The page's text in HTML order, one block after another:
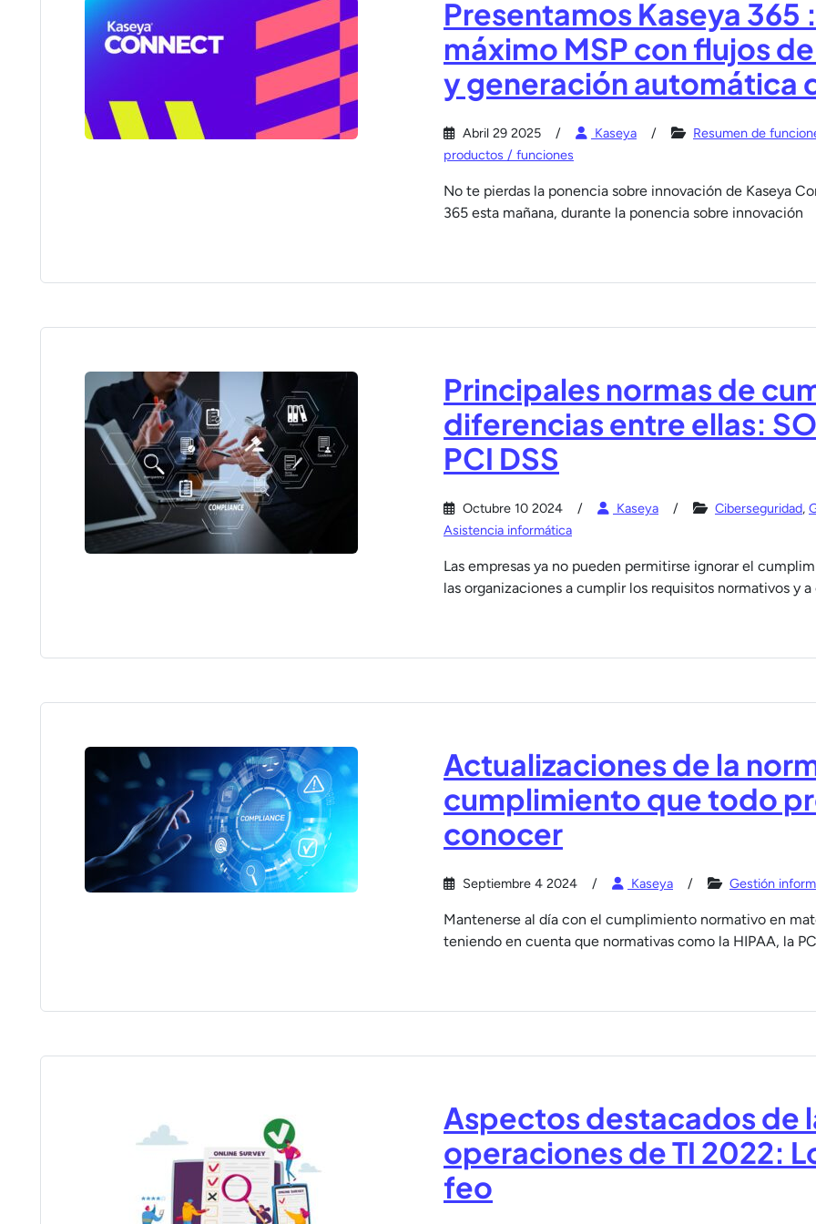
Presentamos Kaseya
máximo MSP con flujos
y generación automática
Abril 29 2025 Kaseya
Resumen de
productos / funciones
No te pierdas la ponencia sobre innovación de Kaseya
365 esta mañana, durante la ponencia sobre innovación
Principales normas de
diferencias entre ellas:
PCI DSS
Octubre 10 2024 Kaseya Ciberseguridad,
Asistencia informática
Las empresas ya no pueden permitirse ignorar el
las organizaciones a cumplir los requisitos normativos y a
Actualizaciones de la
cumplimiento que todo
conocer
Septiembre 4 2024 Kaseya Gestión
Mantenerse al día con el cumplimiento normativo en
teniendo en cuenta que normativas como la HIPAA, la
Aspectos destacados de
operaciones de TI 2022:
feo